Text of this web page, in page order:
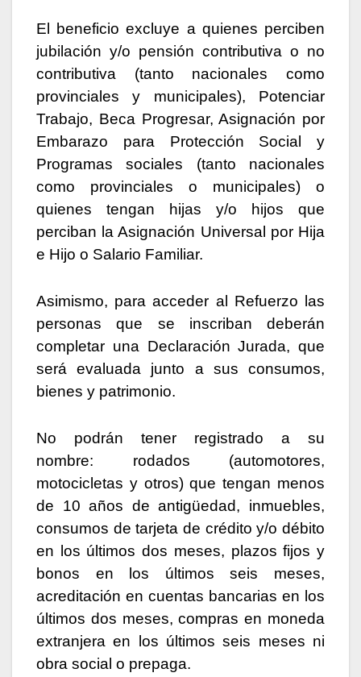
El beneficio excluye a quienes perciben
jubilación y/o pensión contributiva o no
contributiva (tanto nacionales como
provinciales y municipales), Potenciar
Trabajo, Beca Progresar, Asignación por
Embarazo para Protección Social y
Programas sociales (tanto nacionales
como provinciales o municipales) o
quienes tengan hijas y/o hijos que
perciban la Asignación Universal por Hija
e Hijo o Salario Familiar.
Asimismo, para acceder al Refuerzo las
personas que se inscriban deberán
completar una Declaración Jurada, que
será evaluada junto a sus consumos,
bienes y patrimonio.
No podrán tener registrado a su
nombre: rodados (automotores,
motocicletas y otros) que tengan menos
de 10 años de antigüedad, inmuebles,
consumos de tarjeta de crédito y/o débito
en los últimos dos meses, plazos fijos y
bonos en los últimos seis meses,
acreditación en cuentas bancarias en los
últimos dos meses, compras en moneda
extranjera en los últimos seis meses ni
obra social o prepaga.